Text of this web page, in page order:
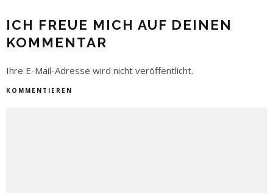
ICH FREUE MICH AUF DEINEN
KOMMENTAR
Ihre E-Mail-Adresse wird nicht veröffentlicht.
KOMMENTIEREN